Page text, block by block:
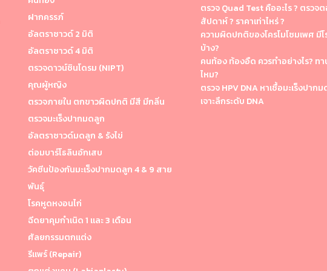
ฝากครรภ์
อัลตราซาวด์ 2 มิติ
อัลตราซาวด์ 4 มิติ
ตรวจดาวน์ซินโดรม (NIPT)
คุณผู้หญิง
ตรวจภายใน ตกขาวผิดปกติ มีสี มีกลิ่น
ตรวจมะเร็งปากมดลูก
อัลตราซาวด์มดลูก & รังไข่
ต่อมบาร์โธลินอักเสบ
วัคซีนป้องกันมะเร็งปากมดลูก 4 & 9 สาย
พันธ์ุ
โรคหูดหงอนไก่
ฉีดยาคุมกำเนิด 1 และ 3 เดือน
ศัลยกรรมตกแต่ง
รีแพร์ (Repair)
ตรวจ Quad Test คืออะไร ? ตรวจ
สัปดาห์ ? ราคาเท่าไหร่ ?
ความผิดปกติของโครโมโซมเพศ มีโ
บ้าง?
คนท้อง ท้องอืด ควรทำอย่างไร? ท
ไหม?
ตรวจ HPV DNA หาเชื้อมะเร็งปาก
เจาะลึกระดับ DNA